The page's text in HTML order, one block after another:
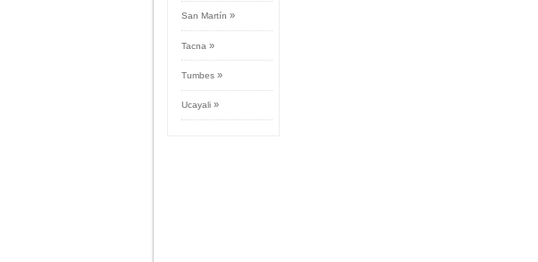
San Martín »
Tacna »
Tumbes »
Ucayali »